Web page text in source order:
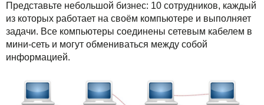
Авторская колонка
События
Праздники
Акции
Представьте небольшой бизнес: 10 сотрудников, каждый
из которых работает на своём компьютере и выполняет
задачи. Все компьютеры соединены сетевым кабелем в
мини-сеть и могут обмениваться между собой
информацией.